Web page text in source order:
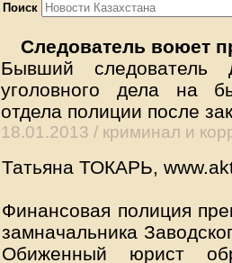
Поиск
Следователь воюет
Бывший следователь
уголовного дела на
отдела полиции после
18.01.2013 / криминал и
Татьяна ТОКАРЬ,
Финансовая полиция
замначальника
Обиженный юрист